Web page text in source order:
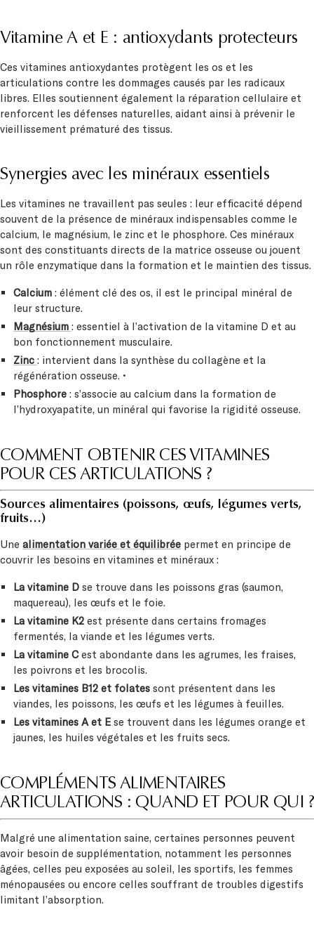
Vitamine A et E : antioxydants protecteurs
Ces vitamines antioxydantes protègent les os et les
articulations contre les dommages causés par les radicaux
libres. Elles soutiennent également la réparation cellulaire et
renforcent les défenses naturelles, aidant ainsi à prévenir le
vieillissement prématuré des tissus.
Synergies avec les minéraux essentiels
Les vitamines ne travaillent pas seules : leur efficacité dépend
souvent de la présence de minéraux indispensables comme le
calcium, le magnésium, le zinc et le phosphore. Ces minéraux
sont des constituants directs de la matrice osseuse ou jouent
un rôle enzymatique dans la formation et le maintien des tissus.
Calcium : élément clé des os, il est le principal minéral de
leur structure.
Magnésium : essentiel à l’activation de la vitamine D et au
bon fonctionnement musculaire.
Zinc : intervient dans la synthèse du collagène et la
régénération osseuse. •
Phosphore : s’associe au calcium dans la formation de
l’hydroxyapatite, un minéral qui favorise la rigidité osseuse.
COMMENT OBTENIR CES VITAMINES
POUR CES ARTICULATIONS ?
Sources alimentaires (poissons, œufs, légumes verts,
fruits…)
Une alimentation variée et équilibrée permet en principe de
couvrir les besoins en vitamines et minéraux :
La vitamine Dse trouve dans les poissons gras (saumon,
maquereau), les œufs et le foie.
La vitamine K2est présente dans certains fromages
fermentés, la viande et les légumes verts.
La vitamine Cest abondante dans les agrumes, les fraises,
les poivrons et les brocolis.
Les vitamines B12 et folates sont présentent dans les
viandes, les poissons, les œufs et les légumes à feuilles.
Les vitamines A et Ese trouvent dans les légumes orange et
jaunes, les huiles végétales et les fruits secs.
COMPLÉMENTS ALIMENTAIRES
ARTICULATIONS : QUAND ET POUR QUI ?
Malgré une alimentation saine, certaines personnes peuvent
avoir besoin de supplémentation, notamment les personnes
âgées, celles peu exposées au soleil, les sportifs, les femmes
ménopausées ou encore celles souffrant de troubles digestifs
limitant l’absorption.